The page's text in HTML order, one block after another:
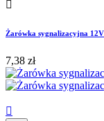

Żarówka sygnalizacyjna
7,38 zł
